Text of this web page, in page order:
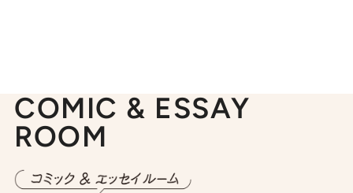
COMIC & ESSAY
ROOM